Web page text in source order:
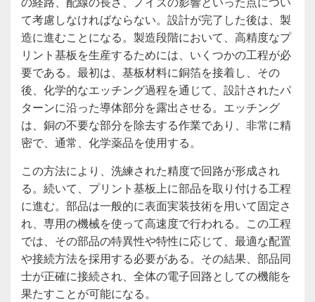
て考慮しなければならない。設計が完了した後は、製
造に進むことになる。製造段階において、高精度なプ
リント基板を生産するためには、いくつかの工程が必
要である。最初は、基板材料に銅箔を接着し、その
後、化学的なエッチング過程を通じて、設計されたパ
ターンに沿った導体部分を露出させる。エッチング
は、銅の不要な部分を除去する作業であり、非常に精
密で、通常、化学薬品を使用する。
この方法により、洗練された精度で回路が形成され
る。続いて、プリント基板上に部品を取り付ける工程
に進む。部品は一般的に表面実装技術を用いて固定さ
れ、専用の機械を使って高速度で行われる。この工程
では、その部品の特異性や特性に応じて、最適な配置
や接続方法を採用する必要がある。その結果、部品同
士が正確に接続され、全体の電子回路としての機能を
果たすことが可能になる。